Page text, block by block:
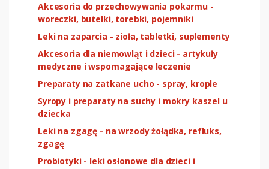
Akcesoria do przechowywania pokarmu -
woreczki, butelki, torebki, pojemniki
Leki na zaparcia - zioła, tabletki, suplementy
Akcesoria dla niemowląt i dzieci - artykuły
medyczne i wspomagające leczenie
Preparaty na zatkane ucho - spray, krople
Syropy i preparaty na suchy i mokry kaszel u
dziecka
Leki na zgagę - na wrzody żołądka, refluks,
zgagę
Probiotyki - leki osłonowe dla dzieci i